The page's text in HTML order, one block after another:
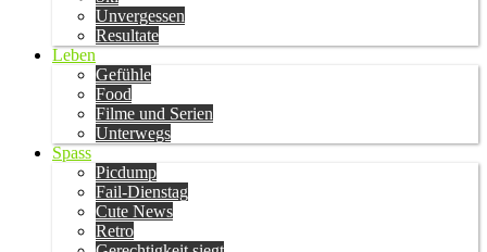
Unvergessen
Resultate
Leben
Gefühle
Food
Filme und Serien
Unterwegs
Spass
Picdump
Fail-Dienstag
Cute News
Retro